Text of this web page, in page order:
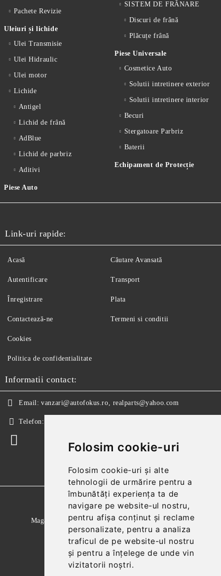
Folosim cookie-uri
Folosim cookie-uri și alte
tehnologii de urmărire pentru a
îmbunătăți experiența ta de
navigare pe website-ul nostru,
pentru afișa conținut și reclame
personalizate, pentru a analiza
traficul de pe website-ul nostru
și pentru a înțelege de unde vin
vizitatorii noștri.
Pachete Revizie
Uleiuri și lichide
Ulei Transmisie
Ulei Hidraulic
Ulei motor
Lichide
Antigel
Lichid de frânǎ
AdBlue
Lichid de parbriz
Aditivi
Piese Auto
SISTEM DE FRÂNARE
Discuri de frână
Plăcuțe frână
Piese Universale
Cosmetice Auto
Solutii intretinere exterior
Solutii intretinere interior
Becuri
Stergatoare Parbriz
Baterii
Echipament de Protecție
Link-uri rapide:
Acasă
Autentificare
Înregistrare
Contactează-ne
Căutare Avansată
Transport
Plata
Termeni si conditii
Cookies
Politica de confidentialitate
Informatii contact:
Email: vanzari@autofokus.ro, realparts@yahoo.com
Telefon:
Magazinul nostru respecta 100% prevederile GDPR.
Citeste politica de confidentialitate
Informatiile mele personale